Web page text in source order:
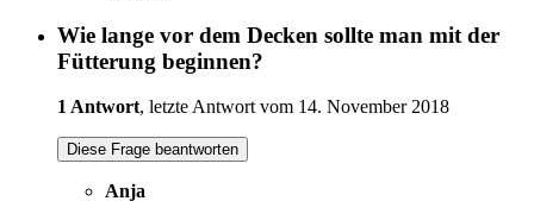
Wie lange vor dem Decken sollte man mit der
Fütterung beginnen?
1 Antwort, letzte Antwort vom 14. November 2018
Diese Frage beantworten
Anja